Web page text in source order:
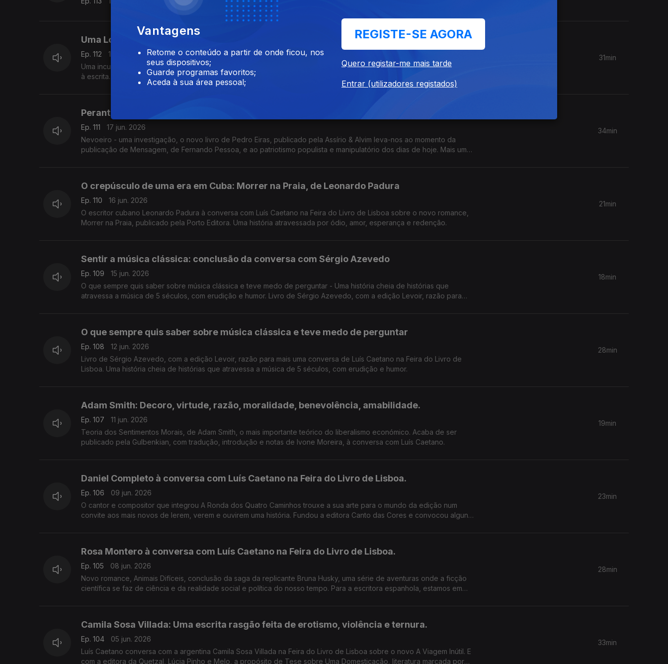
Uma Longa Viagem com Lídia Jorge, de João Céu e Silva
Ep. 112
18 jun. 2026
Uma incursão que ilumina o percurso da escritora, dando a conhecer aspectos da vida, permitindo olhares mais fundos
à escrita. Luís Caetano conversa com Lídia Jorge e João Céu e Silva. A escritora faz hoje 80 anos.
31min
Perante a escravatura e a matança, o astrolábio empalidece.
Ep. 111
17 jun. 2026
Nevoeiro - uma investigação, o novo livro de Pedro Eiras, publicado pela Assírio & Alvim leva-nos ao momento da
publicação de Mensagem, de Fernando Pessoa, e ao patriotismo populista e manipulatório dos dias de hoje. Mais uma
34min
O crepúsculo de uma era em Cuba: Morrer na Praia, de Leonardo Padura
Ep. 110
16 jun. 2026
O escritor cubano Leonardo Padura à conversa com Luís Caetano na Feira do Livro de Lisboa sobre o novo romance,
Morrer na Praia, publicado pela Porto Editora. Uma história atravessada por ódio, amor, esperança e redenção.
21min
Sentir a música clássica: conclusão da conversa com Sérgio Azevedo
Ep. 109
15 jun. 2026
O que sempre quis saber sobre música clássica e teve medo de perguntar - Uma história cheia de histórias que
atravessa a música de 5 séculos, com erudição e humor. Livro de Sérgio Azevedo, com a edição Levoir, razão para
18min
O que sempre quis saber sobre música clássica e teve medo de perguntar
Ep. 108
12 jun. 2026
Livro de Sérgio Azevedo, com a edição Levoir, razão para mais uma conversa de Luís Caetano na Feira do Livro de
Lisboa. Uma história cheia de histórias que atravessa a música de 5 séculos, com erudição e humor.
28min
Adam Smith: Decoro, virtude, razão, moralidade, benevolência, amabilidade.
Ep. 107
11 jun. 2026
Teoria dos Sentimentos Morais, de Adam Smith, o mais importante teórico do liberalismo económico. Acaba de ser
publicado pela Gulbenkian, com tradução, introdução e notas de Ivone Moreira, à conversa com Luís Caetano.
19min
Daniel Completo à conversa com Luís Caetano na Feira do Livro de Lisboa.
Ep. 106
09 jun. 2026
O cantor e compositor que integrou A Ronda dos Quatro Caminhos trouxe a sua arte para o mundo da edição num
convite aos mais novos de lerem, verem e ouvirem uma história. Fundou a editora Canto das Cores e convocou alguns
23min
Rosa Montero à conversa com Luís Caetano na Feira do Livro de Lisboa.
Ep. 105
08 jun. 2026
Novo romance, Animais Difíceis, conclusão da saga da replicante Bruna Husky, uma série de aventuras onde a ficção
científica se faz de ciência e da realidade social e política do nosso tempo. Para a escritora espanhola, estamos em
28min
Camila Sosa Villada: Uma escrita rasgão feita de erotismo, violência e ternura.
Ep. 104
05 jun. 2026
Luís Caetano conversa com a argentina Camila Sosa Villada na Feira do Livro de Lisboa sobre o novo A Viagem Inútil. E
com a editora da Quetzal, Lúcia Pinho e Melo, a propósito de Tese sobre Uma Domesticação, literatura marcada por
33min
Vantagens
Retome o conteúdo a partir de onde ficou, nos
seus dispositivos;
Guarde programas favoritos;
Aceda à sua área pessoal;
REGISTE-SE AGORA
Quero registar-me mais tarde
Entrar (utilizadores registados)